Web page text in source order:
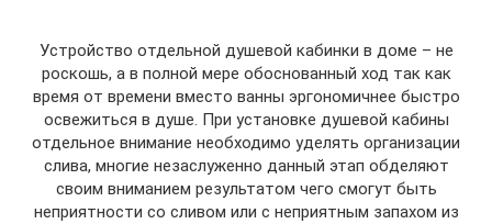
Устройство отдельной душевой кабинки в доме – не
роскошь, а в полной мере обоснованный ход так как
время от времени вместо ванны эргономичнее быстро
освежиться в душе. При установке душевой кабины
отдельное внимание необходимо уделять организации
слива, многие незаслуженно данный этап обделяют
своим вниманием результатом чего смогут быть
неприятности со сливом или с неприятным запахом из